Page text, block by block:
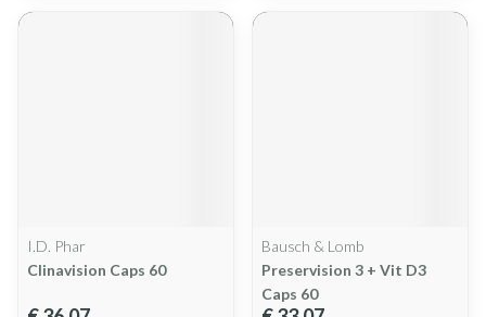
I.D. Phar
Clinavision Caps 60
Bausch & Lomb
Preservision 3 + Vit D3
Caps 60